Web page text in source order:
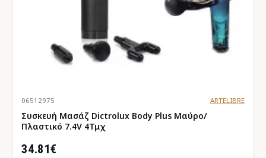
06512975 ARTELIBRE
Συσκευή Μασάζ Dictrolux Body Plus Μαύρο/
Πλαστικό 7.4V 4Τμχ
34.81€